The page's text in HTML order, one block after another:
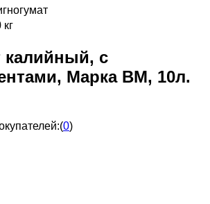
кг
калийный, с
Марка ВМ, 10л.
(0)